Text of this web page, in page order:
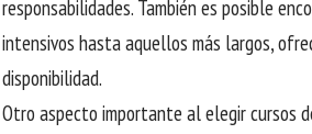
responsabilidades. También es posible
intensivos hasta aquellos más largos,
disponibilidad.
Otro aspecto importante al elegir cursos